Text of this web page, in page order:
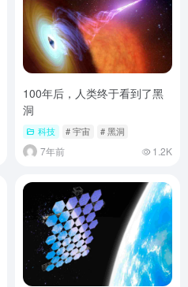
100年后，人类终于看到了黑
洞
科技 # 宇宙 # 黑洞
7年前 1.2K